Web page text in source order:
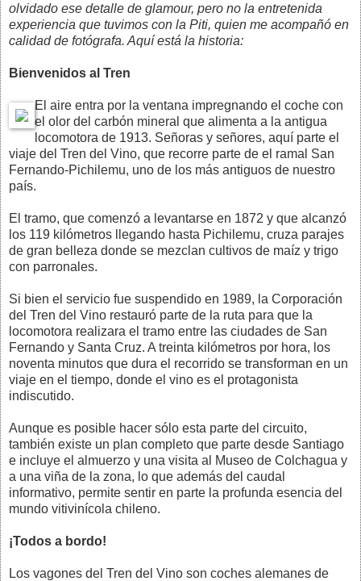
olvidado ese detalle de glamour, pero no la entretenida
experiencia que tuvimos con la Piti, quien me acompañó en
calidad de fotógrafa. Aquí está la historia:
Bienvenidos al Tren
El aire entra por la ventana impregnando el coche con
el olor del carbón mineral que alimenta a la antigua
locomotora de 1913. Señoras y señores, aquí parte el
viaje del Tren del Vino, que recorre parte de el ramal San
Fernando-Pichilemu, uno de los más antiguos de nuestro
país.
El tramo, que comenzó a levantarse en 1872 y que alcanzó
los 119 kilómetros llegando hasta Pichilemu, cruza parajes
de gran belleza donde se mezclan cultivos de maíz y trigo
con parronales.
Si bien el servicio fue suspendido en 1989, la Corporación
del Tren del Vino restauró parte de la ruta para que la
locomotora realizara el tramo entre las ciudades de San
Fernando y Santa Cruz. A treinta kilómetros por hora, los
noventa minutos que dura el recorrido se transforman en un
viaje en el tiempo, donde el vino es el protagonista
indiscutido.
Aunque es posible hacer sólo esta parte del circuito,
también existe un plan completo que parte desde Santiago
e incluye el almuerzo y una visita al Museo de Colchagua y
a una viña de la zona, lo que además del caudal
informativo, permite sentir en parte la profunda esencia del
mundo vitivinícola chileno.
¡Todos a bordo!
Los vagones del Tren del Vino son coches alemanes de